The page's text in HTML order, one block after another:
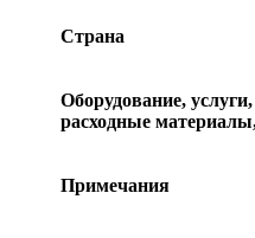
Страна
Оборудование,
расходные
Примечания